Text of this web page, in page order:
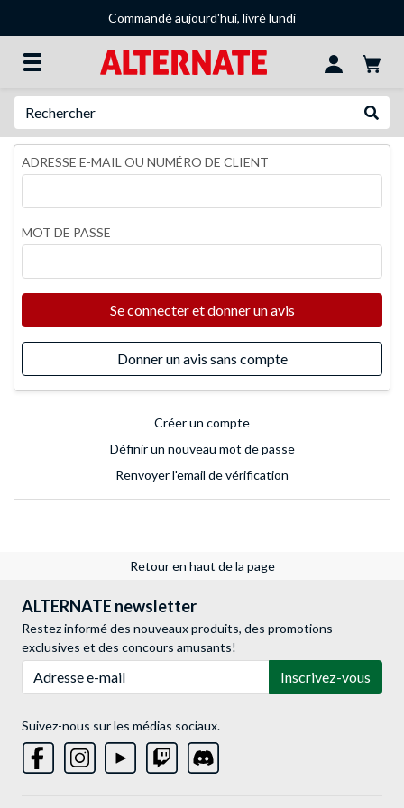
Commandé aujourd'hui, livré lundi
ADRESSE E-MAIL OU NUMÉRO DE CLIENT
MOT DE PASSE
Se connecter et donner un avis
Donner un avis sans compte
Créer un compte
Définir un nouveau mot de passe
Renvoyer l'email de vérification
Retour en haut de la page
ALTERNATE newsletter
Restez informé des nouveaux produits, des promotions
exclusives et des concours amusants!
Inscrivez-vous
Suivez-nous sur les médias sociaux.